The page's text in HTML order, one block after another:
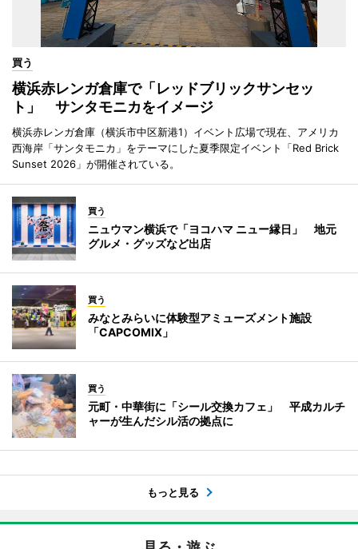
買う
横浜赤レンガ倉庫で「レッドブリックサンセッ
ト」 サンタモニカをイメージ
横浜赤レンガ倉庫（横浜市中区新港1）イベント広場で現在、アメリカ
西海岸「サンタモニカ」をテーマにした夏季限定イベント「Red Brick
Sunset 2026」が開催されている。
買う
ニュウマン横浜で「ヨコハマ ニュー縁日」 地元
グルメ・グッズなど出店
買う
みなとみらいに体験型アミューズメント施設
「CAPCOMIX」
買う
元町・中華街に「シール交換カフェ」 平成カルチ
ャーが生んだシル活の拠点に
もっと見る